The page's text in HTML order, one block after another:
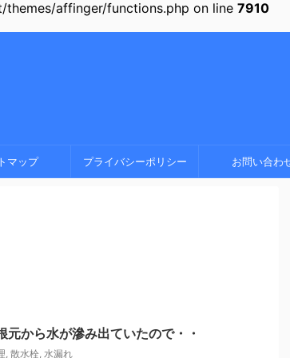
affinger/functions.php on line 7910
マップ プライバシーポリシー お問い合わ
元から水が滲み出ていたので・・
, 散水栓, 水漏れ